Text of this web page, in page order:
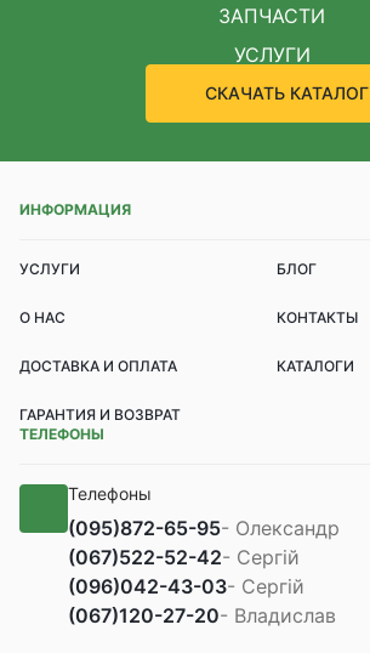
ЗАПЧАСТИ
УСЛУГИ
СКАЧАТЬ КАТАЛОГ
ИНФОРМАЦИЯ
УСЛУГИ БЛОГ
О НАС КОНТАКТЫ
ДОСТАВКА И ОПЛАТА КАТАЛОГИ
ГАРАНТИЯ И ВОЗВРАТ
ТЕЛЕФОНЫ
Телефоны
(095)872-65-95- Олександр
(067)522-52-42- Сергій
(096)042-43-03- Сергій
(067)120-27-20- Владислав